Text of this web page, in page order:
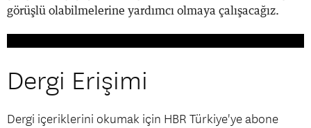
görüşlü olabilmelerine yardımcı olmaya çalışacağız.
Dergi Erişimi
Dergi içeriklerini okumak için HBR Türkiye'ye abone